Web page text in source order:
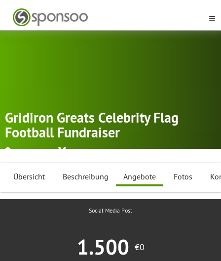
Gridiron Greats Celebrity Flag
Football Fundraiser
Green Bay American Football,Flag Football
Übersicht Beschreibung Angebote Fotos
Social Media Post
1.500 €0